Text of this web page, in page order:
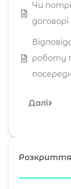
Чи
роботу
Далі
Розкриття